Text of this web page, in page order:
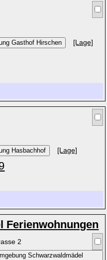
[Lage]
[Lage]
Ferienwohnungen
2